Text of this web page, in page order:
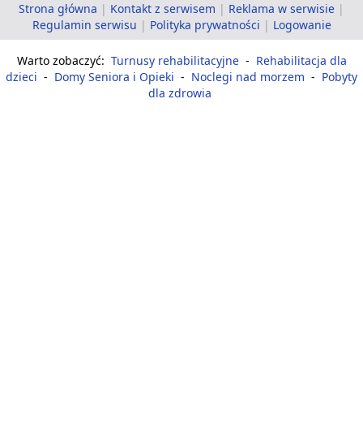
Strona główna | Kontakt z serwisem | Reklama w serwisie |
Regulamin serwisu | Polityka prywatności | Logowanie
Warto zobaczyć: Turnusy rehabilitacyjne - Rehabilitacja dla
dzieci - Domy Seniora i Opieki - Noclegi nad morzem - Pobyty
dla zdrowia